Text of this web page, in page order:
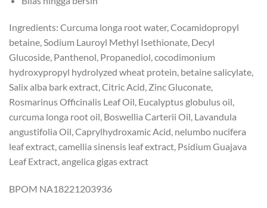
Ingredients: Curcuma longa root water, Cocamidopropyl
betaine, Sodium Lauroyl Methyl Isethionate, Decyl
Glucoside, Panthenol, Propanediol, cocodimonium
hydroxypropyl hydrolyzed wheat protein, betaine salicylate,
Salix alba bark extract, Citric Acid, Zinc Gluconate,
Rosmarinus Officinalis Leaf Oil, Eucalyptus globulus oil,
curcuma longa root oil, Boswellia Carterii Oil, Lavandula
angustifolia Oil, Caprylhydroxamic Acid, nelumbo nucifera
leaf extract, camellia sinensis leaf extract, Psidium Guajava
Leaf Extract, angelica gigas extract
BPOM NA18221203936